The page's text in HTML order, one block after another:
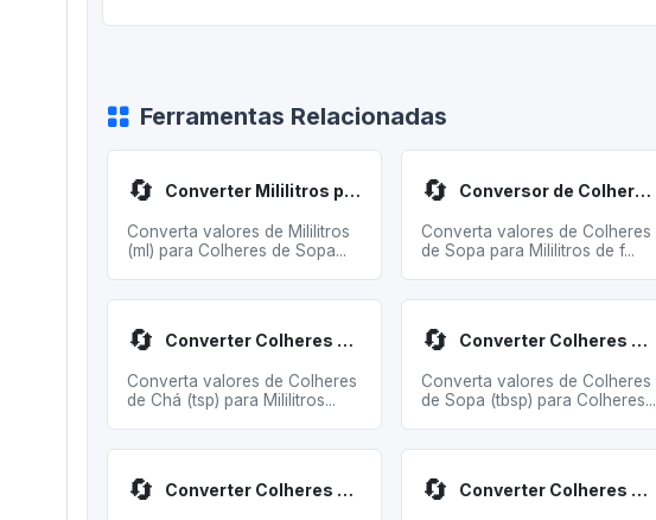
Ferramentas Relacionadas
🔄 Converter Mililitros para Colheres de Sopa
Converta valores de Mililitros
(ml) para Colheres de Sopa...
🔄 Conversor de Colheres de Sopa para Mililitros
Converta valores de Colheres
de Sopa para Mililitros de f...
🔄 Converter Colheres de Chá para Mililitros
Converta valores de Colheres
de Chá (tsp) para Mililitros...
🔄 Converter Colheres de Sopa para Colheres de Chá
Converta valores de Colheres
de Sopa (tbsp) para Colheres...
🔄 Converter Colheres de Sopa para Metros Cúbicos 🔄 Converter Colheres de Sopa para Xícaras